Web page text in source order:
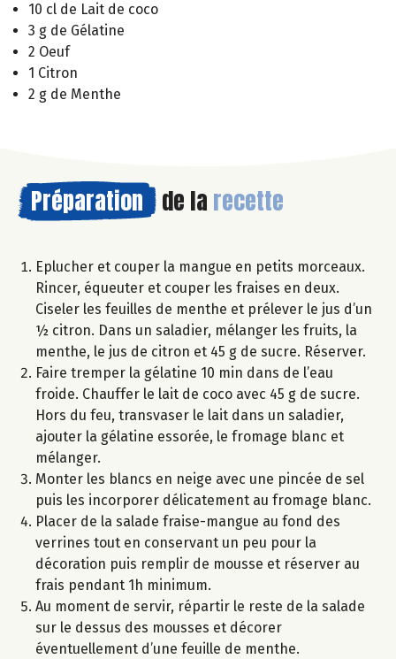
10 cl de Lait de coco
3 g de Gélatine
2 Oeuf
1 Citron
2 g de Menthe
Préparation de la recette
Eplucher et couper la mangue en petits morceaux.
Rincer, équeuter et couper les fraises en deux.
Ciseler les feuilles de menthe et prélever le jus d’un
½ citron. Dans un saladier, mélanger les fruits, la
menthe, le jus de citron et 45 g de sucre. Réserver.
Faire tremper la gélatine 10 min dans de l’eau
froide. Chauffer le lait de coco avec 45 g de sucre.
Hors du feu, transvaser le lait dans un saladier,
ajouter la gélatine essorée, le fromage blanc et
mélanger.
Monter les blancs en neige avec une pincée de sel
puis les incorporer délicatement au fromage blanc.
Placer de la salade fraise-mangue au fond des
verrines tout en conservant un peu pour la
décoration puis remplir de mousse et réserver au
frais pendant 1h minimum.
Au moment de servir, répartir le reste de la salade
sur le dessus des mousses et décorer
éventuellement d’une feuille de menthe.